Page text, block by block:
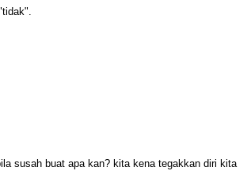
susah buat apa kan? kita kena tegakkan diri kita